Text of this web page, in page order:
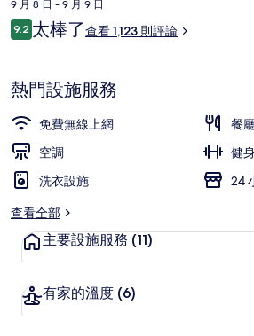
集
價
格
9 月 8 日 - 9 月 9 日
評
論
9.29.2 分，滿分 10 分，
太棒了查看 1,123 則評論
熱門設施服務
免費無線上網
餐
空調
健
洗衣設施
24
查看全部
主要設施服務 (11)
有家的溫度 (6)